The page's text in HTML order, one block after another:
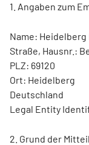
1. Angaben zum
Name: Heidelberg
Straße, Hausnr.:
PLZ: 69120
Ort: Heidelberg
Deutschland
Legal Entity
2. Grund der